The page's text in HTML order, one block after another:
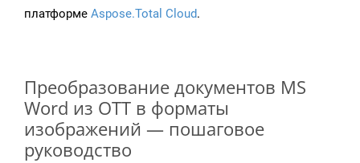
платформе Aspose.Total Cloud.
Преобразование документов MS
Word из OTT в форматы
изображений — пошаговое
руководство